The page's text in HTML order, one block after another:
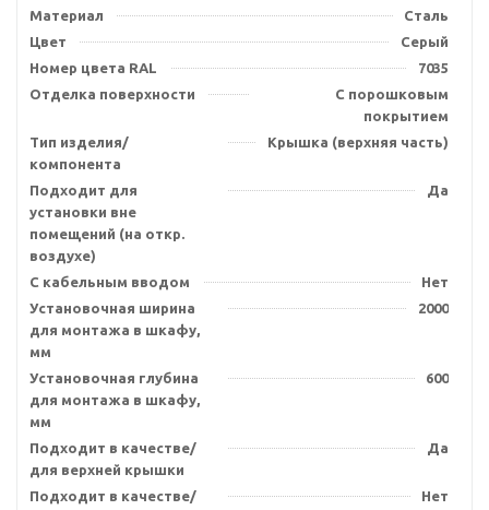
Материал
Сталь
Цвет
Серый
Номер цвета RAL
7035
Отделка поверхности
С порошковым
покрытием
Тип изделия/
компонента
Крышка (верхняя часть)
Подходит для
установки вне
помещений (на откр.
воздухе)
Да
С кабельным вводом
Нет
Установочная ширина
для монтажа в шкафу,
мм
2000
Установочная глубина
для монтажа в шкафу,
мм
600
Подходит в качестве/
для верхней крышки
Да
Подходит в качестве/
Нет